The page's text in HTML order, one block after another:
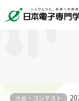
大会・コンテスト